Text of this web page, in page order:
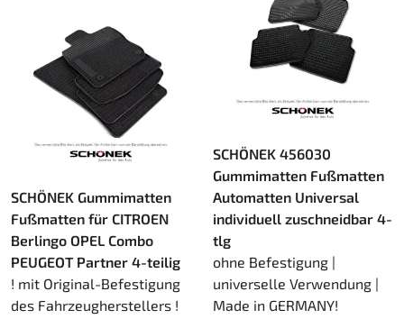
SCHÖNEK Gummimatten
Fußmatten für CITROEN
Berlingo OPEL Combo
PEUGEOT Partner 4-teilig
! mit Original-Befestigung
des Fahrzeugherstellers !
SCHÖNEK 456030
Gummimatten Fußmatten
Automatten Universal
individuell zuschneidbar 4-
tlg
ohne Befestigung |
universelle Verwendung |
Made in GERMANY!